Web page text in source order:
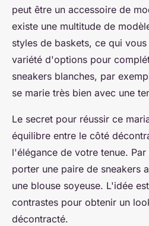
peut être un accessoire de
existe une multitude de
styles de baskets, ce qui
variété d'options pour
sneakers blanches, par
se marie très bien avec une
Le secret pour réussir ce
équilibre entre le côté
l'élégance de votre tenue.
porter une paire de sneakers
une blouse soyeuse. L'idée
contrastes pour obtenir un
décontracté.